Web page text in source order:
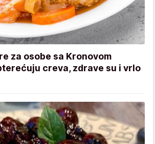
za osobe sa Kronovom
creva, zdrave su i vrlo